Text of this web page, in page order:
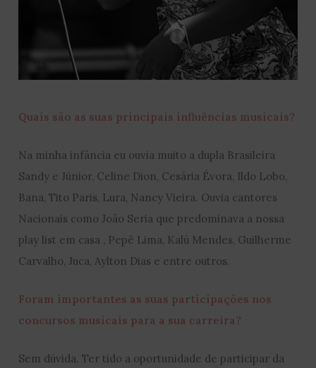
Quais são as suas principais influências musicais?
Na minha infância eu ouvia muito a dupla Brasileira
Sandy e Júnior, Celine Dion, Cesária Évora, Ildo Lobo,
Bana, Tito Paris, Lura, Nancy Vieira. Ouvia cantores
Nacionais como João Seria que predominava a nossa
play list em casa , Pepê Lima, Kalú Mendes, Guilherme
Carvalho, Juca, Aylton Dias e entre outros.
Foram importantes as suas participações nos
concursos musicais para a sua carreira?
Sem dúvida. Ter tido a oportunidade de participar da